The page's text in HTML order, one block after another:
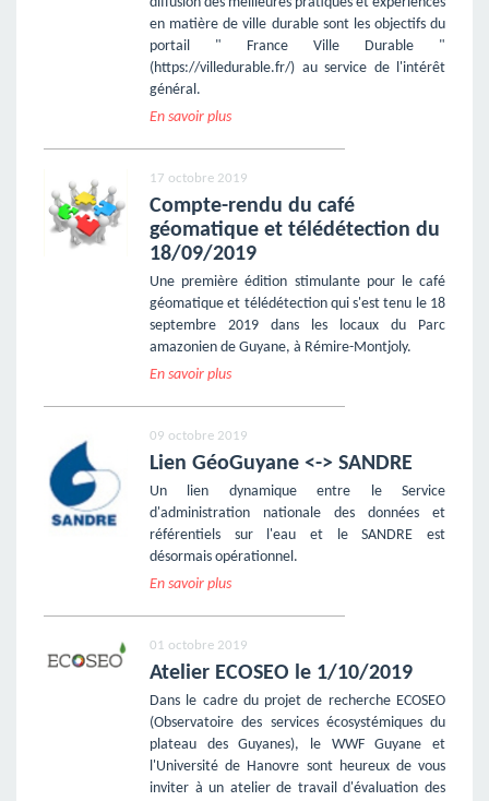
en matière de ville durable sont les objectifs du
portail " France Ville Durable "
(https://villedurable.fr/) au service de l'intérêt
général.
En savoir plus
17 octobre 2019
Compte-rendu du café
géomatique et télédétection du
18/09/2019
Une première édition stimulante pour le café
géomatique et télédétection qui s'est tenu le 18
septembre 2019 dans les locaux du Parc
amazonien de Guyane, à Rémire-Montjoly.
En savoir plus
09 octobre 2019
Lien GéoGuyane <-> SANDRE
Un lien dynamique entre le Service
d'administration nationale des données et
référentiels sur l'eau et le SANDRE est
désormais opérationnel.
En savoir plus
01 octobre 2019
Atelier ECOSEO le 1/10/2019
Dans le cadre du projet de recherche ECOSEO
(Observatoire des services écosystémiques du
plateau des Guyanes), le WWF Guyane et
l'Université de Hanovre sont heureux de vous
inviter à un atelier de travail d'évaluation des